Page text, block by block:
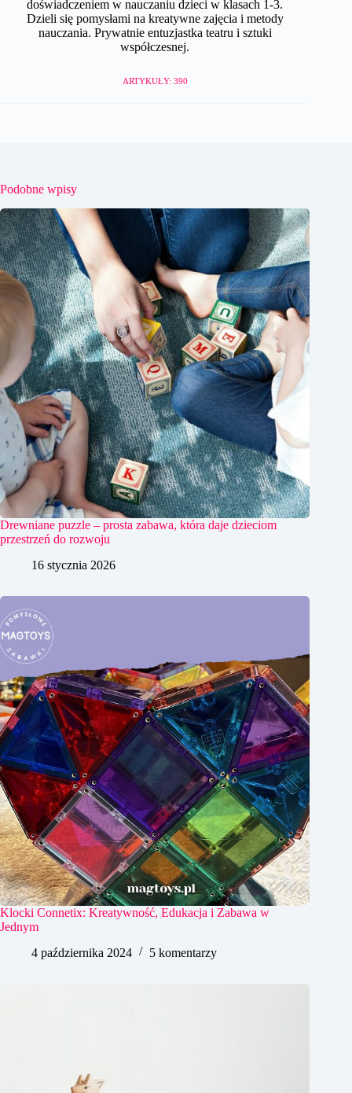
doświadczeniem w nauczaniu dzieci w klasach 1-3.
Dzieli się pomysłami na kreatywne zajęcia i metody
nauczania. Prywatnie entuzjastka teatru i sztuki
współczesnej.
ARTYKUŁY: 390
Podobne wpisy
Drewniane puzzle – prosta zabawa, która daje dzieciom
przestrzeń do rozwoju
16 stycznia 2026
Klocki Connetix: Kreatywność, Edukacja i Zabawa w
Jednym
4 października 2024
5 komentarzy